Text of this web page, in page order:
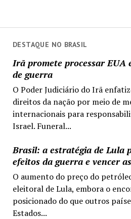
DESTAQUE NO BRASIL
Irã promete processar EUA
de guerra
O Poder Judiciário do Irã
direitos da nação por meio de
internacionais para
Israel. Funeral...
Brasil: a estratégia de Lula
efeitos da guerra e vencer
O aumento do preço do
eleitoral de Lula, embora o
posicionado do que outros
Estados...